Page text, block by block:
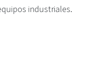
industriales.